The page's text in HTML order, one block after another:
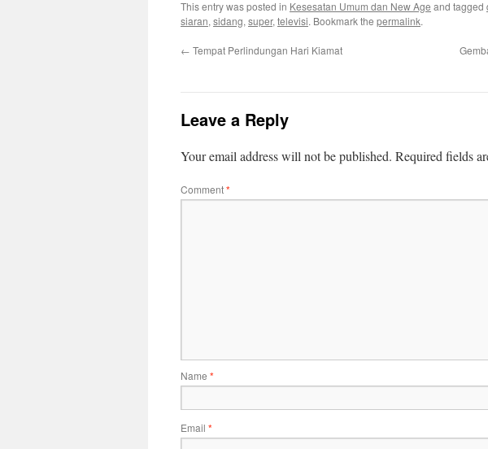
This entry was posted in Kesesatan Umum dan New Age and tagged
siaran, sidang, super, televisi. Bookmark the permalink.
← Tempat Perlindungan Hari Kiamat
Leave a Reply
Your email address will not be published. Required fields
Comment*
Name *
Email *